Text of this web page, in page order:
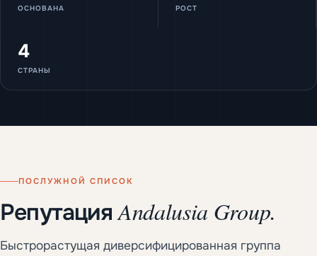
ОСНОВАНА РОСТ
4
СТРАНЫ
ПОСЛУЖНОЙ СПИСОК
РепутацияAndalusia Group.
Быстрорастущая диверсифицированная группа